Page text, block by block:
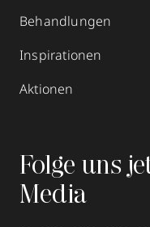
Behandlungen
Inspirationen
Aktionen
Folge uns
Media